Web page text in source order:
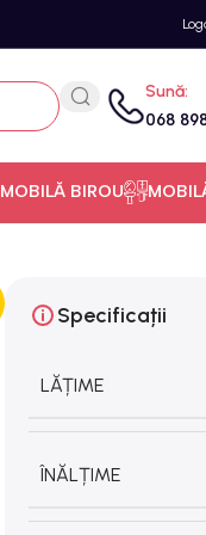
Sună:
068
MOBILĂ BIROU
Specificații
LĂȚIME
ÎNĂLȚIME